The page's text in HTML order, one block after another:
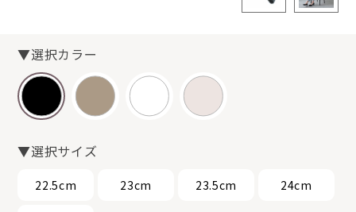
▼選択カラー
▼選択サイズ
22.5cm 23cm 23.5cm 24cm